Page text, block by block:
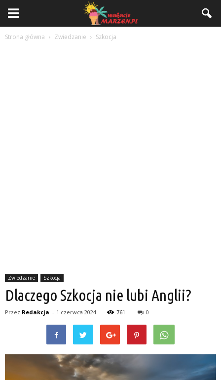
Strona główna Zwiedzanie Szkocja
Zwiedzanie Szkocja
Dlaczego Szkocja nie lubi Anglii?
Przez Redakcja - 1 czerwca 2024 761 0